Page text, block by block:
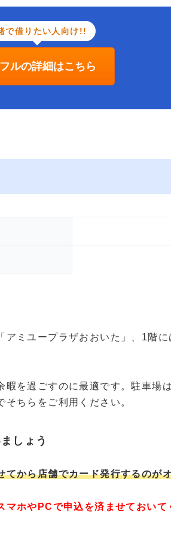
で借りたい人向け!!
ルの詳細はこちら
ミユープラザおおいた」、1階
を過ごすのに最適です。駐車場
ちらをご利用ください。
しょう
てから店舗でカード発行するのが
マホやPCで申込を済ませておいて